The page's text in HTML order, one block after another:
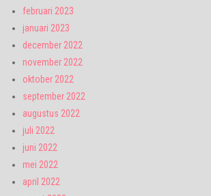
februari 2023
januari 2023
december 2022
november 2022
oktober 2022
september 2022
augustus 2022
juli 2022
juni 2022
mei 2022
april 2022